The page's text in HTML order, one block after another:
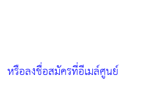
หรือลงชื่อสมัครที่อีเมล์ศูนย์